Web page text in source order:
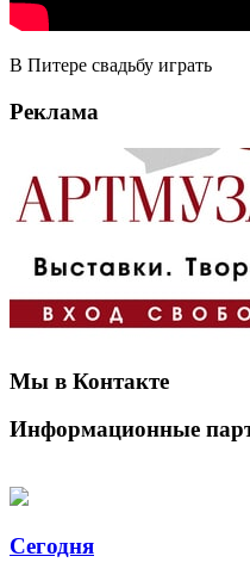
В Питере свадьбу играть
Реклама
Мы в Контакте
Информационные
Сегодня